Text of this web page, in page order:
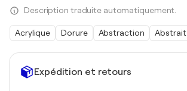
Expédition et retours
Description traduite automatiquement.
Acrylique Dorure Abstraction Abstrait